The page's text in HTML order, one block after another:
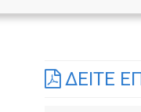
ΔΕΙΤΕ